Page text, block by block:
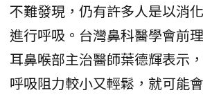
不難發現，仍有許多人是以
進行呼吸。台灣鼻科醫學會前
耳鼻喉部主治醫師葉德輝表示
呼吸阻力較小又輕鬆，就可能